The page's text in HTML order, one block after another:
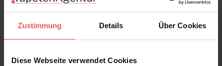
Zustimmung Details Über Cookies
Diese Webseite verwendet Cookies
nostalgischer Abenteuerromantik. Auf einem soften
Mauve- beziehungsweise Altrosa-Fond entfalten sich
zarten Creme- und Braunnuancen. Das verspielte